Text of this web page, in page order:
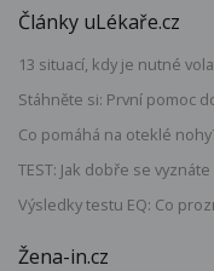
Články uLékaře.cz
13 situací, kdy je nutné
Stáhněte si: První pomoc
Co pomáhá na oteklé
TEST: Jak dobře se
Výsledky testu EQ: Co
Žena-in.cz